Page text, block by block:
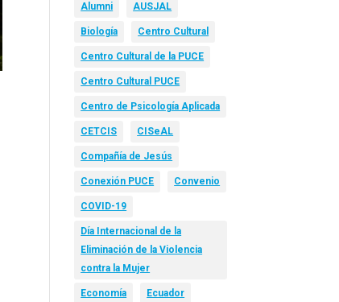
Alumni AUSJAL
Biología Centro Cultural
Centro Cultural de la PUCE
Centro Cultural PUCE
Centro de Psicología Aplicada
CETCIS CISeAL
Compañía de Jesús
Conexión PUCE Convenio
COVID-19
Día Internacional de la
Eliminación de la Violencia
contra la Mujer
Economía Ecuador